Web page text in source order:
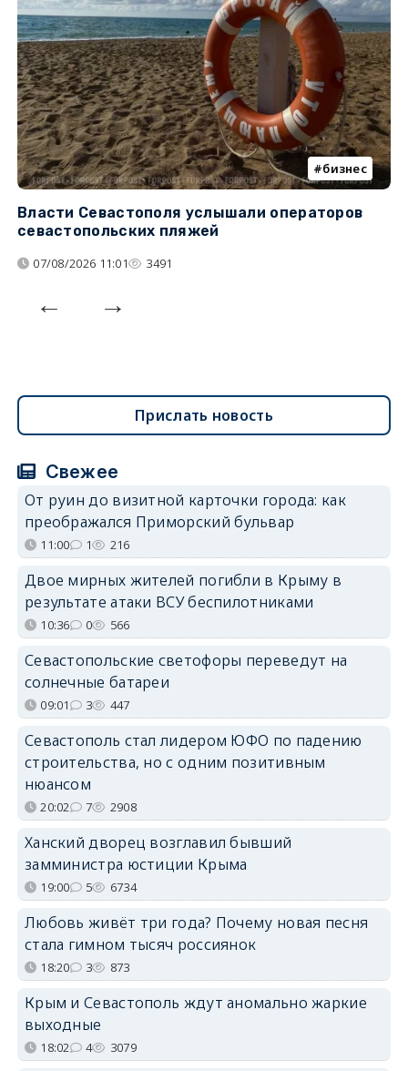
бизнес
Власти Севастополя услышали операторов
севастопольских пляжей
07/08/2026 11:01 3491
Прислать новость
Свежее
От руин до визитной карточки города: как
преображался Приморский бульвар
11:00 1 216
Двое мирных жителей погибли в Крыму в
результате атаки ВСУ беспилотниками
10:36 0 566
Севастопольские светофоры переведут на
солнечные батареи
09:01 3 447
Севастополь стал лидером ЮФО по падению
строительства, но с одним позитивным
нюансом
20:02 7 2908
Ханский дворец возглавил бывший
замминистра юстиции Крыма
19:00 5 6734
Любовь живёт три года? Почему новая песня
стала гимном тысяч россиянок
18:20 3 873
Крым и Севастополь ждут аномально жаркие
выходные
18:02 4 3079